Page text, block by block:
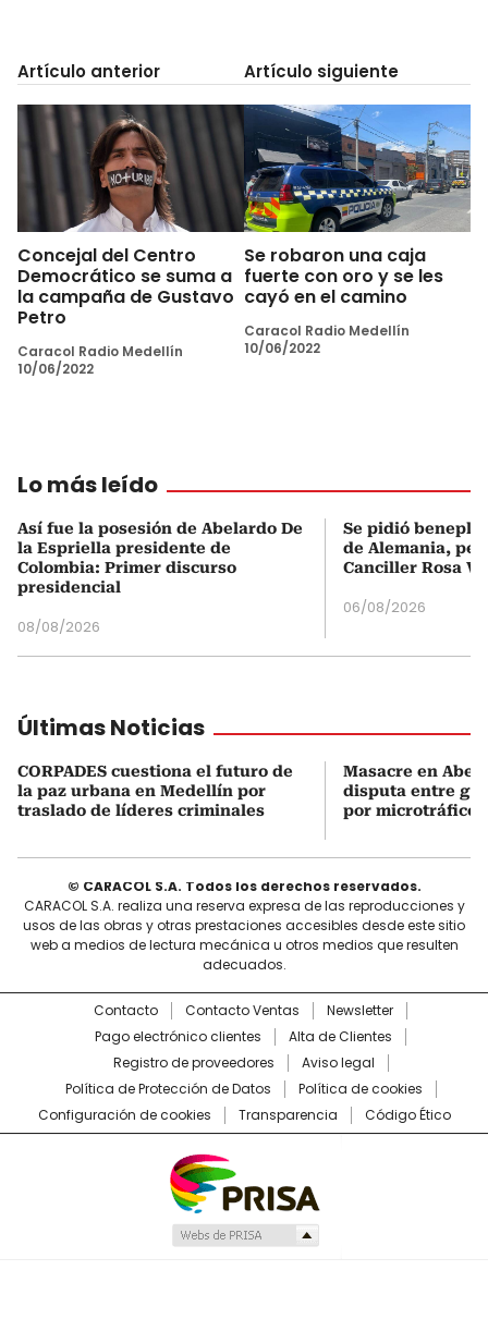
Artículo anterior
Concejal del Centro
Democrático se suma a
la campaña de Gustavo
Petro
Caracol Radio Medellín
10/06/2022
Artículo siguiente
Se robaron una caja
fuerte con oro y se les
cayó en el camino
Caracol Radio Medellín
10/06/2022
Lo más leído
Así fue la posesión de Abelardo De
la Espriella presidente de
Colombia: Primer discurso
presidencial
08/08/2026
Se pidió
de Alemania,
Canciller Rosa
06/08/2026
Últimas Noticias
CORPADES cuestiona el futuro de
la paz urbana en Medellín por
traslado de líderes criminales
Masacre en
disputa entre
por microtráfico
© CARACOL S.A. Todos los derechos reservados.
CARACOL S.A. realiza una reserva expresa de las reproducciones y
usos de las obras y otras prestaciones accesibles desde este sitio
web a medios de lectura mecánica u otros medios que resulten
adecuados.
Contacto Contacto Ventas
Newsletter
Pago electrónico clientes
Alta de Clientes
Registro de proveedores
Aviso legal
Política de Protección de Datos
Política de cookies
Configuración de cookies
Transparencia Código Ético